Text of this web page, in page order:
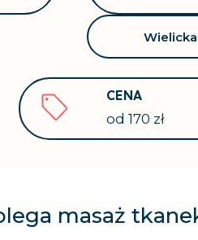
CENA
od 170 zł
masaż